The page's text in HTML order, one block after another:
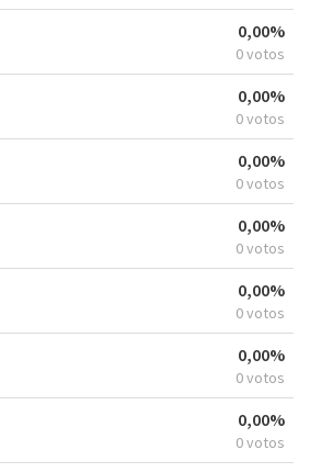
0,00%
0 votos
0,00%
0 votos
0,00%
0 votos
0,00%
0 votos
0,00%
0 votos
0,00%
0 votos
0,00%
0 votos